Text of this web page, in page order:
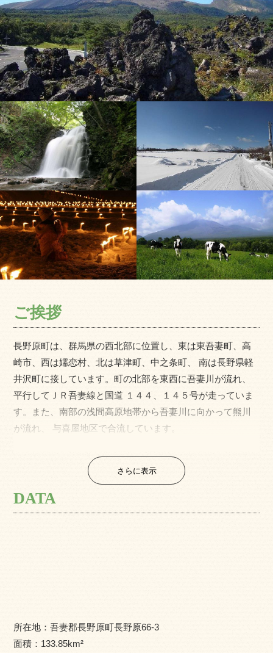
ご挨拶
長野原町は、群馬県の西北部に位置し、東は東吾妻町、高
崎市、西は嬬恋村、北は草津町、中之条町、 南は長野県軽
井沢町に接しています。町の北部を東西に吾妻川が流れ、
平行してＪＲ吾妻線と国道 １４４、１４５号が走っていま
す。また、南部の浅間高原地帯から吾妻川に向かって熊川
が流れ、 与喜屋地区で合流しています。
ル、総面積は１３３．９３平方キロメートルで、町土の８
０％近くが山林原野等です。南北に細長い地形と高低差が
約１０００ｍもあることから多彩な自然があふれていま
す。
北軽井沢（長野県境付近）の一部地域は上信越高原国立
公園に含まれています。
さらに表示
DATA
所在地：吾妻郡長野原町長野原66-3
面積： 133.85km²